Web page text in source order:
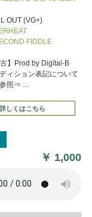
OUT (VG+)
FIDDLE
古】Prod by Digital-B
ション表記について
照⇒ ...
詳しくはこちら
￥ 1,000